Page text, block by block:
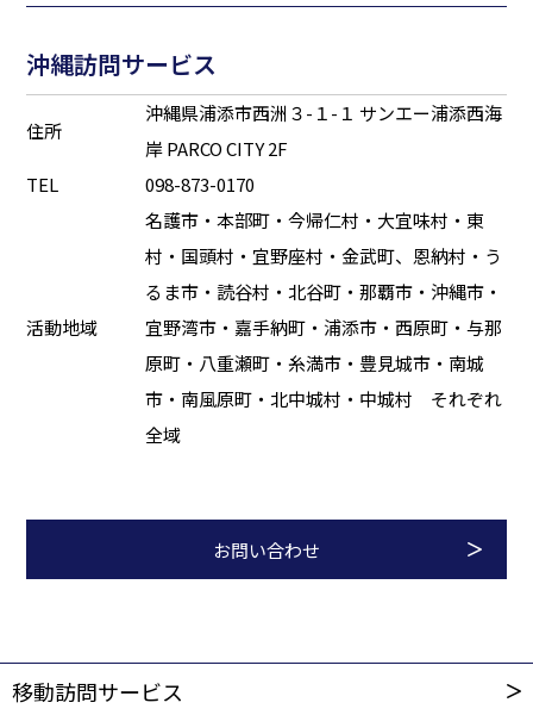
沖縄訪問サービス
住所
沖縄県浦添市西洲３-１-１ サンエー浦添西海
岸 PARCO CITY 2F
TEL
098-873-0170
活動地域
名護市・本部町・今帰仁村・大宜味村・東
村・国頭村・宜野座村・金武町、恩納村・う
るま市・読谷村・北谷町・那覇市・沖縄市・
宜野湾市・嘉手納町・浦添市・西原町・与那
原町・八重瀬町・糸満市・豊見城市・南城
市・南風原町・北中城村・中城村 それぞれ
全域
お問い合わせ
移動訪問サービス